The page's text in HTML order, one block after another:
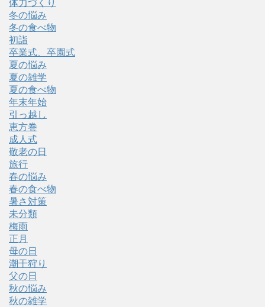
体力づくり
冬の悩み
冬の食べ物
初詣
卒業式、卒園式
夏の悩み
夏の雑学
夏の食べ物
年末年始
引っ越し
恵方巻
成人式
敬老の日
旅行
春の悩み
春の食べ物
暑さ対策
未分類
梅雨
正月
母の日
潮干狩り
父の日
秋の悩み
秋の雑学